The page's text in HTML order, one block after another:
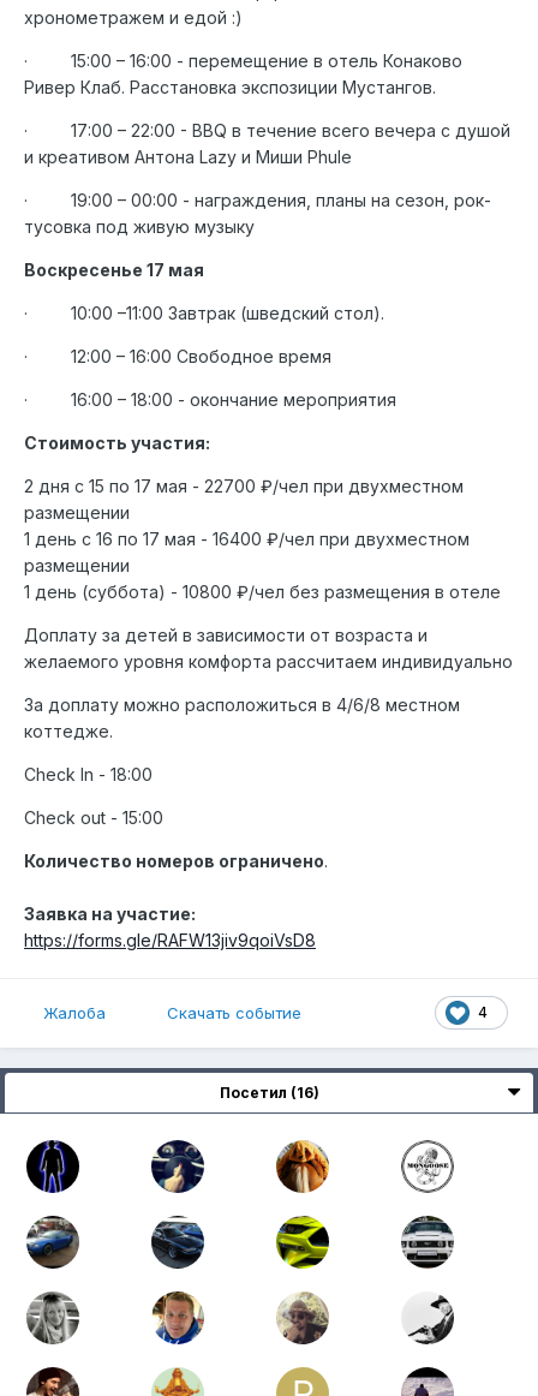
хронометражем и едой :)
·
15:00 – 16:00 - перемещение в отель Конаково
Ривер Клаб. Расстановка экспозиции Мустангов.
·
17:00 – 22:00 - BBQ в течение всего вечера с душой
и креативом Антона Lazy и Миши Phule
· 19:00 – 00:00 - награждения, планы на сезон , рок-
тусовка под живую музыку
Воскресенье 17 мая
· 10:00 –11:00 Завтрак (шведский стол).
· 12:00 – 16:00 Свободное время
· 16:00 – 18:00 - окончание мероприятия
Стоимость участия:
2 дня с 15 по 17 мая - 22700 ₽/чел при двухместном
размещении
1 день с 16 по 17 мая - 16400 ₽/чел при двухместном
размещении
1 день (суббота) - 10800 ₽/чел без размещения в отеле
Доплату за детей в зависимости от возраста и
желаемого уровня комфорта рассчитаем индивидуально
За доплату можно расположиться в 4/6/8 местном
коттедже.
Check In - 18:00
Check out - 15:00
Количество номеров ограничено.
Заявка на участие:
https://forms.gle/RAFW13jiv9qoiVsD8
4
Жалоба Скачать событие
Посетил (16)